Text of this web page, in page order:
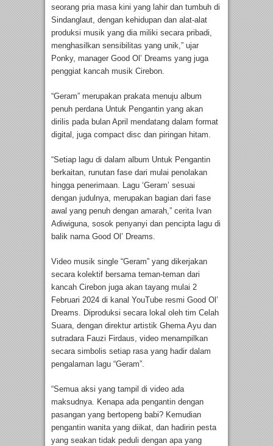
seorang pria masa kini yang lahir dan tumbuh di
Sindanglaut, dengan kehidupan dan alat-alat
produksi musik yang dia miliki secara pribadi,
menghasilkan sensibilitas yang unik,” ujar
Ponky, manager Good Ol’ Dreams yang juga
penggiat kancah musik Cirebon.
“Geram” merupakan prakata menuju album
penuh perdana Untuk Pengantin yang akan
dirilis pada bulan April mendatang dalam format
digital, juga compact disc dan piringan hitam.
“Setiap lagu di dalam album Untuk Pengantin
berkaitan, runutan fase dari mulai penolakan
hingga penerimaan. Lagu ‘Geram’ sesuai
dengan judulnya, merupakan bagian dari fase
awal yang penuh dengan amarah,” cerita Ivan
Adiwiguna, sosok penyanyi dan pencipta lagu di
balik nama Good Ol’ Dreams.
Video musik single “Geram” yang dikerjakan
secara kolektif bersama teman-teman dari
kancah Cirebon juga akan tayang mulai 2
Februari 2024 di kanal YouTube resmi Good Ol’
Dreams. Diproduksi secara lokal oleh tim Celah
Suara, dengan direktur artistik Ghema Ayu dan
sutradara Fauzi Firdaus, video menampilkan
secara simbolis setiap rasa yang hadir dalam
pengalaman lagu “Geram”.
“Semua aksi yang tampil di video ada
maksudnya. Kenapa ada pengantin dengan
pasangan yang bertopeng babi? Kemudian
pengantin wanita yang diikat, dan hadirin pesta
yang seakan tidak peduli dengan apa yang